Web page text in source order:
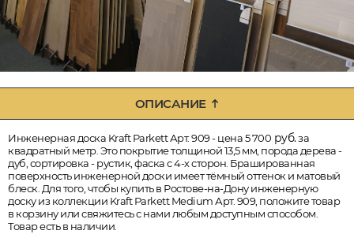
ОПИСАНИЕ
Инженерная доска Kraft Parkett Арт. 909 - цена 5 700 руб.за
квадратный метр. Это покрытие толщиной 13,5 мм, порода дерева -
дуб, сортировка - рустик, фаска с 4-х сторон. Брашированная
поверхность инженерной доски имеет тёмный оттенок и матовый
блеск. Для того, чтобы купить в Ростове-на-Дону инженерную
доску из коллекции Kraft Parkett Medium Арт. 909, положите товар
в корзину или свяжитесь с нами любым доступным способом.
Товар есть в наличии.